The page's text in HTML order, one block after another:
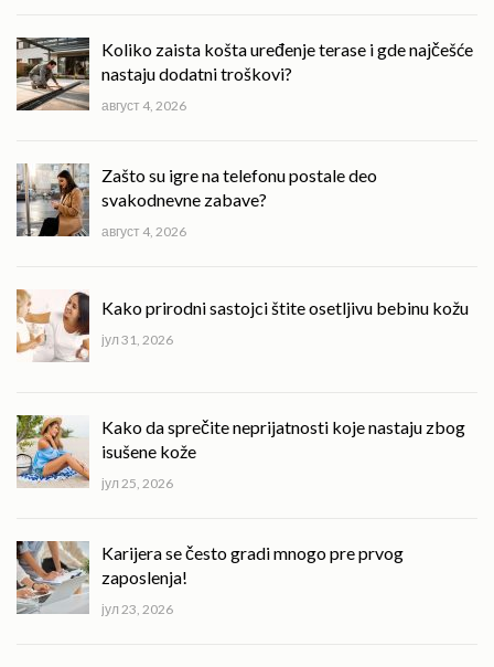
Koliko zaista košta uređenje terase i gde najčešće
nastaju dodatni troškovi?
август 4, 2026
Zašto su igre na telefonu postale deo
svakodnevne zabave?
август 4, 2026
Kako prirodni sastojci štite osetljivu bebinu kožu
јул 31, 2026
Kako da sprečite neprijatnosti koje nastaju zbog
isušene kože
јул 25, 2026
Karijera se često gradi mnogo pre prvog
zaposlenja!
јул 23, 2026